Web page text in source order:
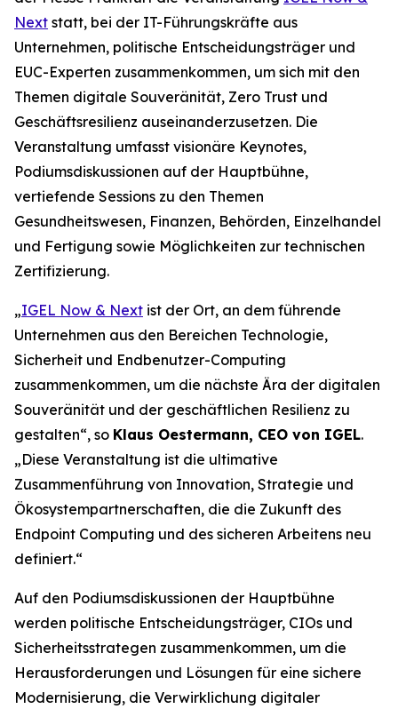
Next statt, bei der IT-Führungskräfte aus
Unternehmen, politische Entscheidungsträger und
EUC-Experten zusammenkommen, um sich mit den
Themen digitale Souveränität, Zero Trust und
Geschäftsresilienz auseinanderzusetzen. Die
Veranstaltung umfasst visionäre Keynotes,
Podiumsdiskussionen auf der Hauptbühne,
vertiefende Sessions zu den Themen
Gesundheitswesen, Finanzen, Behörden, Einzelhandel
und Fertigung sowie Möglichkeiten zur technischen
Zertifizierung.
„IGEL Now & Next ist der Ort, an dem führende
Unternehmen aus den Bereichen Technologie,
Sicherheit und Endbenutzer-Computing
zusammenkommen, um die nächste Ära der digitalen
Souveränität und der geschäftlichen Resilienz zu
gestalten“, so Klaus Oestermann, CEO von IGEL.
„Diese Veranstaltung ist die ultimative
Zusammenführung von Innovation, Strategie und
Ökosystempartnerschaften, die die Zukunft des
Endpoint Computing und des sicheren Arbeitens neu
definiert.“
Auf den Podiumsdiskussionen der Hauptbühne
werden politische Entscheidungsträger, CIOs und
Sicherheitsstrategen zusammenkommen, um die
Herausforderungen und Lösungen für eine sichere
Modernisierung, die Verwirklichung digitaler